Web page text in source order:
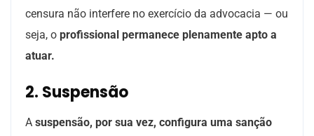
censura não interfere no exercício da advocacia — ou
seja, o profissional permanece plenamente apto a
atuar.
2. Suspensão
A suspensão, por sua vez, configura uma sanção